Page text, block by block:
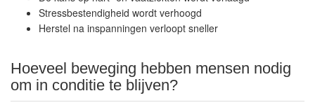
Stressbestendigheid wordt verhoogd
Herstel na inspanningen verloopt sneller
Hoeveel beweging hebben mensen nodig
om in conditie te blijven?